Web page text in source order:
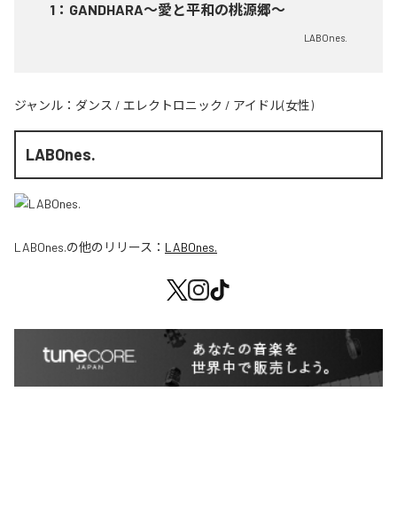
1 ： GANDHARA〜愛と平和の桃源郷〜
LABOnes.
ジャンル： ダンス / エレクトロニック / アイドル(女性)
LABOnes.
LABOnes.の他のリリース： LABOnes.